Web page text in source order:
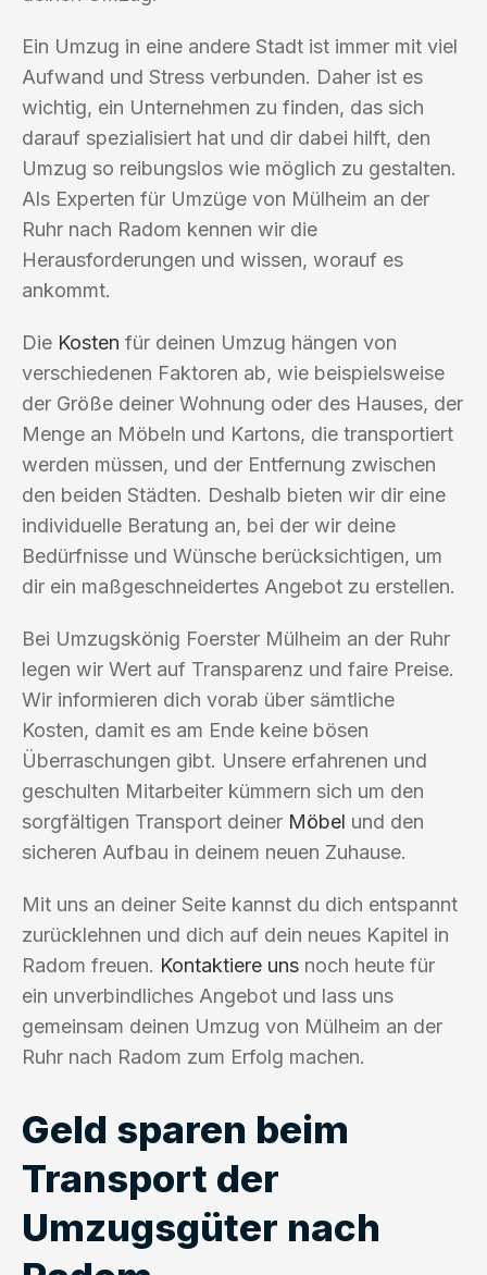
Ein Umzug in eine andere Stadt ist immer mit viel
Aufwand und Stress verbunden. Daher ist es
wichtig, ein Unternehmen zu finden, das sich
darauf spezialisiert hat und dir dabei hilft, den
Umzug so reibungslos wie möglich zu gestalten.
Als Experten für Umzüge von Mülheim an der
Ruhr nach Radom kennen wir die
Herausforderungen und wissen, worauf es
ankommt.
Die Kosten für deinen Umzug hängen von
verschiedenen Faktoren ab, wie beispielsweise
der Größe deiner Wohnung oder des Hauses, der
Menge an Möbeln und Kartons, die transportiert
werden müssen, und der Entfernung zwischen
den beiden Städten. Deshalb bieten wir dir eine
individuelle Beratung an, bei der wir deine
Bedürfnisse und Wünsche berücksichtigen, um
dir ein maßgeschneidertes Angebot zu erstellen.
Bei Umzugskönig Foerster Mülheim an der Ruhr
legen wir Wert auf Transparenz und faire Preise.
Wir informieren dich vorab über sämtliche
Kosten, damit es am Ende keine bösen
Überraschungen gibt. Unsere erfahrenen und
geschulten Mitarbeiter kümmern sich um den
sorgfältigen Transport deiner Möbel und den
sicheren Aufbau in deinem neuen Zuhause.
Mit uns an deiner Seite kannst du dich entspannt
zurücklehnen und dich auf dein neues Kapitel in
Radom freuen. Kontaktiere uns noch heute für
ein unverbindliches Angebot und lass uns
gemeinsam deinen Umzug von Mülheim an der
Ruhr nach Radom zum Erfolg machen.
Geld sparen beim
Transport der
Umzugsgüter nach